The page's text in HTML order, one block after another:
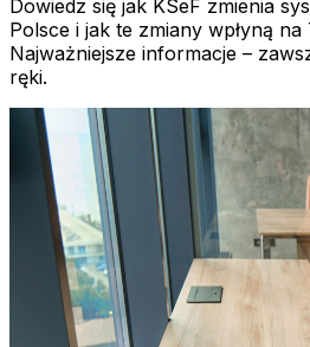
Dowiedz się jak KSeF zmienia
Polsce i jak te zmiany wpłyną na
Najważniejsze informacje –
ręki.